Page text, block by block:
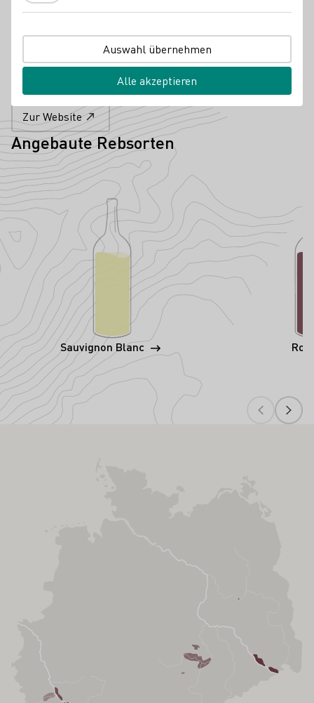
PURA VIDA GbR
E-Mail-Adresse
Zur Website
Angebaute Rebsorten
Sauvignon Blanc
Auswahl übernehmen
Alle akzeptieren